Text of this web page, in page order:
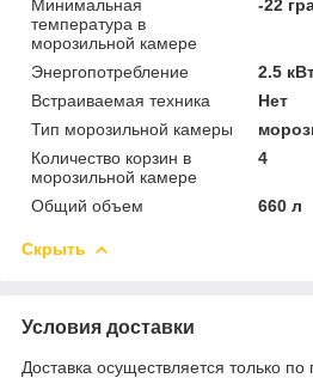
Минимальная
температура в
морозильной камере
-22
Энергопотребление
2.5
Встраиваемая техника
Нет
Тип морозильной камеры
Количество корзин в
морозильной камере
4
Общий объем 660 л
Скрыть
Условия доставки
Доставка осуществляется только по